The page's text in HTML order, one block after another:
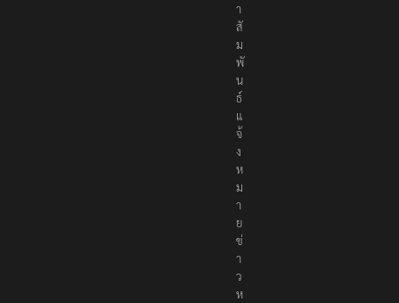
า
สั
ม
พั
น
ธ์
แ
จ้
ง
ห
ม
า
ย
ข่
า
ว
ห